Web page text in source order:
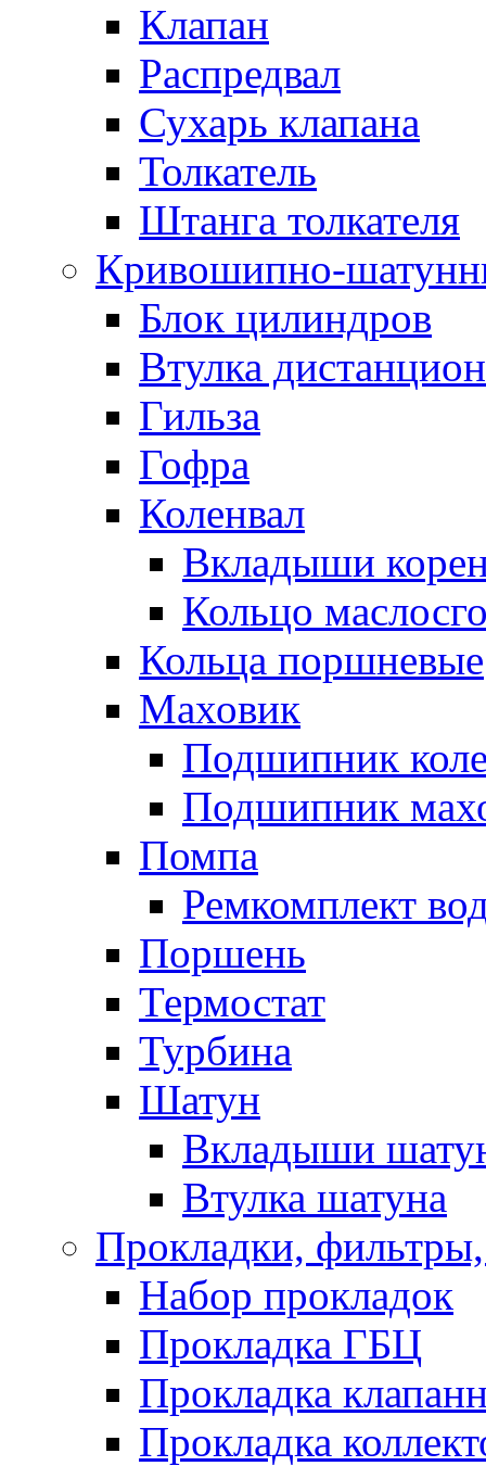
Клапан
Распредвал
Сухарь клапана
Толкатель
Штанга толкателя
Кривошипно-
Блок цилиндров
Втулка
Гильза
Гофра
Коленвал
Вкладыши
Кольцо
Кольца поршневые
Маховик
Подшипник
Подшипник
Помпа
Ремкомплект
Поршень
Термостат
Турбина
Шатун
Вкладыши
Втулка шатуна
Прокладки,
Набор прокладок
Прокладка ГБЦ
Прокладка
Прокладка